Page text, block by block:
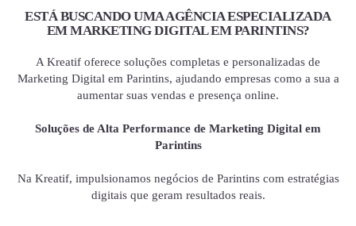
ESTÁ BUSCANDO UMA AGÊNCIA ESPECIALIZADA
EM MARKETING DIGITAL EM PARINTINS?
A Kreatif oferece soluções completas e personalizadas de
Marketing Digital em Parintins, ajudando empresas como a sua a
aumentar suas vendas e presença online.
Soluções de Alta Performance de Marketing Digital em
Parintins
Na Kreatif, impulsionamos negócios de Parintins com estratégias
digitais que geram resultados reais.